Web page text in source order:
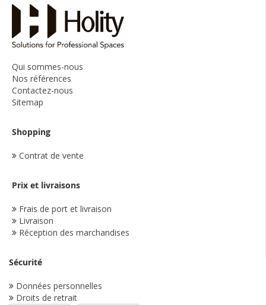
Qui sommes-nous
Nos références
Contactez-nous
Sitemap
Shopping
Contrat de vente
Prix et livraisons
Frais de port et livraison
Livraison
Réception des marchandises
Sécurité
Données personnelles
Droits de retrait